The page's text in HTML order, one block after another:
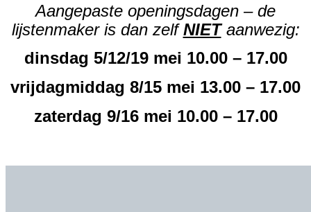
Aangepaste openingsdagen – de
lijstenmaker is dan zelfNIETaanwezig:
dinsdag 5/12/19 mei 10.00 – 17.00
vrijdagmiddag 8/15 mei 13.00 – 17.00
zaterdag 9/16 mei 10.00 – 17.00